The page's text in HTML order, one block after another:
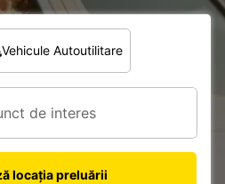
Vehicule Autoutilitare
locația preluării